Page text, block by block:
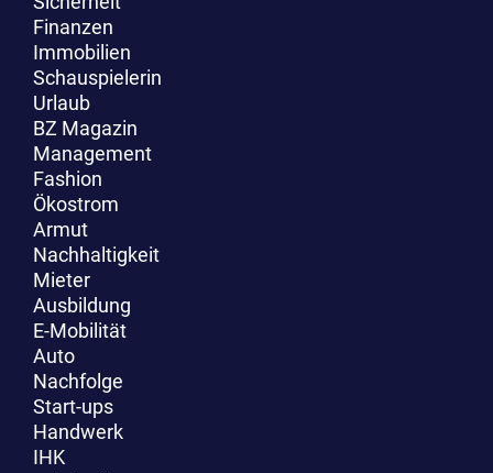
Finanzen
Immobilien
Schauspielerin
Urlaub
BZ Magazin
Management
Fashion
Ökostrom
Armut
Nachhaltigkeit
Mieter
Ausbildung
E-Mobilität
Auto
Nachfolge
Start-ups
Handwerk
IHK